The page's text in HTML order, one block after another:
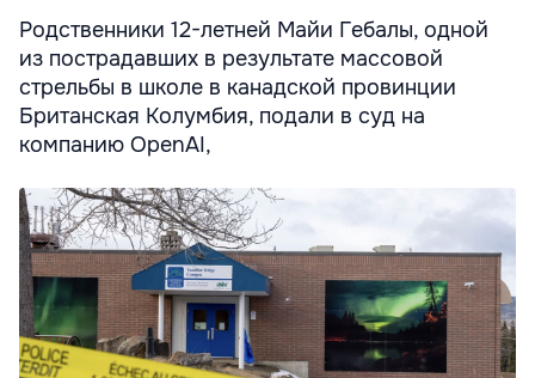
Родственники 12-летней Майи Гебалы, одной
из пострадавших в результате массовой
стрельбы в школе в канадской провинции
Британская Колумбия, подали в суд на
компанию OpenAI,